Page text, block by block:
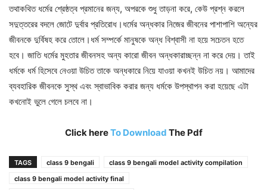
তথাকথিত ধর্মের শ্রেষ্ঠত্ব প্রমানের জন্য, অপরকে শুধু তাড়না করে, কেউ প্রশ্ন করলে
সদুত্তরের বদলে জোটে দুর্বার প্রতিরোধ।ধর্মের অন্ধকার নিজের জীবনের পাশাপাশি অন্যের
জীবনকে দুর্বিষহ করে তোলে।ধর্ম সম্পর্কে মানুষকে অন্ধ বিশ্বাসী না হয়ে সচেতন হতে
হবে। জাতি ধর্মের মুহতার জীবনসহ অন্য কারো জীবন অন্ধকারাচ্ছন্ন না করে দেয়। তাই
ধর্মকে ধর্ম হিসেবে নেওয়া উচিত তাকে অন্ধকারে নিয়ে যাওয়া কখনই উচিত নয়। আমাদের
ব্যবহারিক জীবনকে সুস্থ এবং স্বাভাবিক করার জন্য ধর্মকে উপস্থাপন করা হয়েছে এটা
কখনোই ভুলে গেলে চলবে না।
Click hereTo Download The Pdf
TAGS class 9 bengali
class 9 bengali model activity compilation
class 9 bengali model activity final